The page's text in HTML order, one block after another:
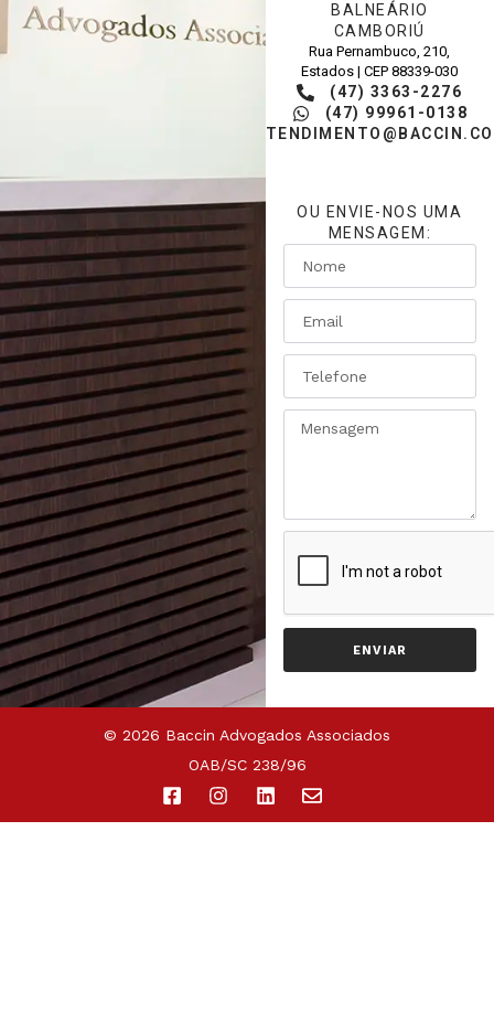
BALNEÁRIO
CAMBORIÚ
Rua Pernambuco, 210,
Estados | CEP 88339-030
(47) 3363-2276
(47) 99961-0138
OU ENVIE-NOS UMA
MENSAGEM:
ENVIAR
© 2026 Baccin Advogados Associados
OAB/SC 238/96